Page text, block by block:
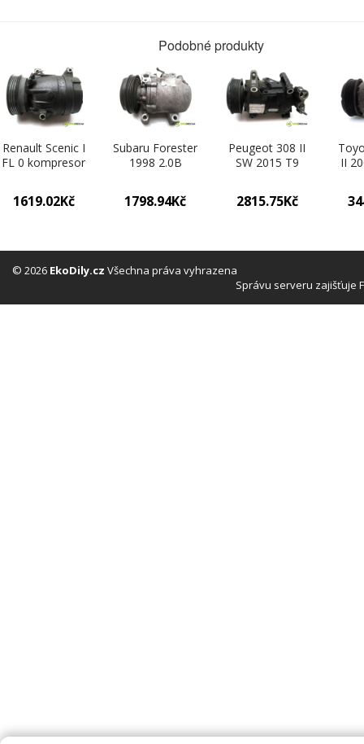
Podobné produkty
Renault Scenic I
FL 0 kompresor
1619.02Kč
Subaru Forester
1998 2.0B
2000 kompresor
klimatizace
1798.94Kč
Peugeot 308 II
SW 2015 T9
1.6HDI 120KM
13- 1600
9675655880
(Kompresory)
2815.75Kč
II
© 2026 EkoDily.cz Všechna práva vyhrazena
Správu serveru zajišťuje